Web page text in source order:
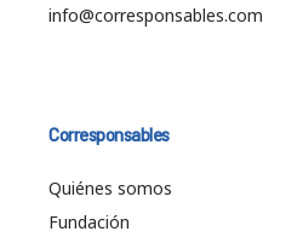
info@corresponsables.com
Corresponsables
Quiénes somos
Fundación